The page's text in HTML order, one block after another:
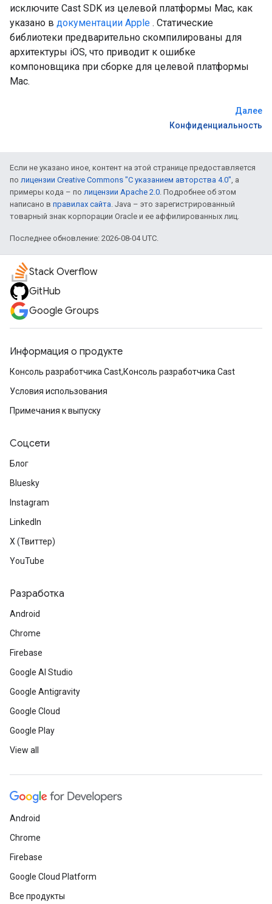
исключите Cast SDK из целевой платформы Mac, как
указано в документации Apple . Статические
библиотеки предварительно скомпилированы для
архитектуры iOS, что приводит к ошибке
компоновщика при сборке для целевой платформы
Mac.
Далее
Конфиденциальность
Если не указано иное, контент на этой странице предоставляется
по лицензии Creative Commons "С указанием авторства 4.0" , а
примеры кода – по лицензии Apache 2.0 . Подробнее об этом
написано в правилах сайта . Java – это зарегистрированный
товарный знак корпорации Oracle и ее аффилированных лиц.
Последнее обновление: 2026-08-04 UTC.
Stack Overflow
GitHub
Google Groups
Информация о продукте
Консоль разработчика Cast,Консоль разработчика Cast
Условия использования
Примечания к выпуску
Соцсети
Блог
Bluesky
Instagram
LinkedIn
X (Твиттер)
YouTube
Разработка
Android
Chrome
Firebase
Google AI Studio
Google Antigravity
Google Cloud
Google Play
View all
Android
Chrome
Firebase
Google Cloud Platform
Все продукты